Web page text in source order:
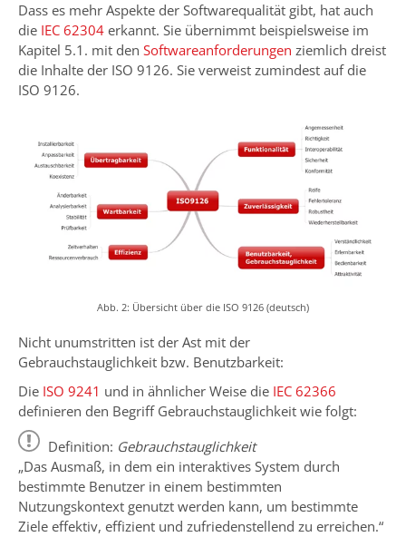
Dass es mehr Aspekte der Softwarequalität gibt, hat auch
die IEC 62304 erkannt. Sie übernimmt beispielsweise im
Kapitel 5.1. mit den Softwareanforderungen ziemlich dreist
die Inhalte der ISO 9126. Sie verweist zumindest auf die
ISO 9126.
Abb. 2: Übersicht über die ISO 9126 (deutsch)
Nicht unumstritten ist der Ast mit der
Gebrauchstauglichkeit bzw. Benutzbarkeit:
Die ISO 9241 und in ähnlicher Weise die IEC 62366
definieren den Begriff Gebrauchstauglichkeit wie folgt:
Definition: Gebrauchstauglichkeit
„Das Ausmaß, in dem ein interaktives System durch
bestimmte Benutzer in einem bestimmten
Nutzungskontext genutzt werden kann, um bestimmte
Ziele effektiv, effizient und zufriedenstellend zu erreichen.“